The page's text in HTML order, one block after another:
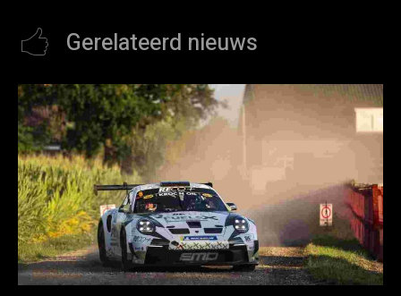
Gerelateerd nieuws